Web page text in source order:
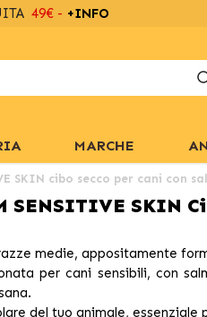
49€ - +INFO
MARCHE
SKIN cibo secco per cani con
SENSITIVE SKIN
medie, appositamente
per cani sensibili, con
del tuo animale,